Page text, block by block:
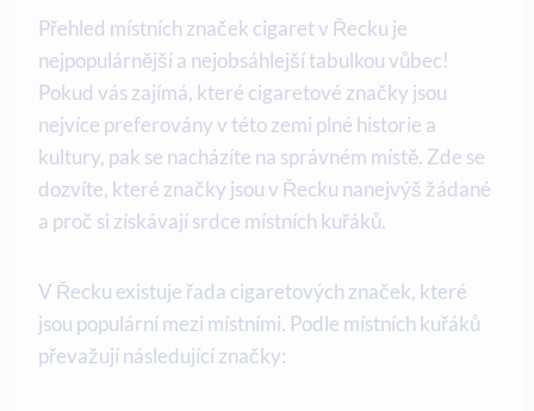
Přehled místních značek cigaret v Řecku je
nejpopulárnější a nejobsáhlejší tabulkou vůbec!
Pokud vás zajímá, které cigaretové značky jsou
nejvíce preferovány v této zemi plné historie a
kultury, pak se nacházíte na správném místě. Zde se
dozvíte, které značky jsou v Řecku nanejvýš žádané
a proč si získávají srdce místních kuřáků.
V Řecku existuje řada cigaretových značek, které
jsou populární mezi místními. Podle místních kuřáků
převažují následující značky: